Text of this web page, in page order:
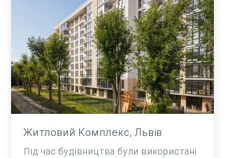
Житловий Комплекс, Львів
Під час будівництва були використані